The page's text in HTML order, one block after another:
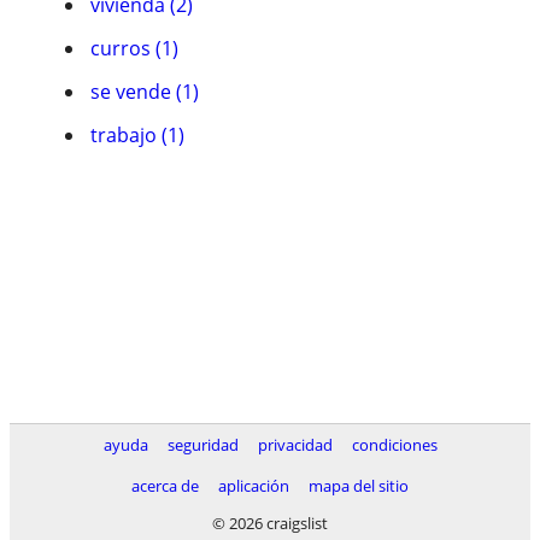
curros (1)
se vende (1)
trabajo (1)
ayuda seguridad privacidad
condiciones
acerca de
aplicación
mapa del sitio
© 2026 craigslist